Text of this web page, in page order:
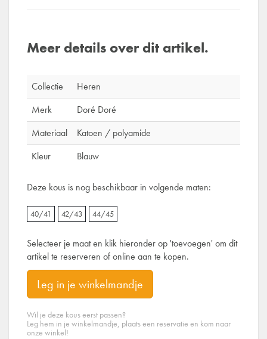
Meer details over dit artikel.
Collectie
Heren
Merk
Doré Doré
Materiaal
Katoen / polyamide
Kleur
Blauw
Deze kous is nog beschikbaar in volgende maten:
40/41 42/43 44/45
Selecteer je maat en klik hieronder op 'toevoegen' om dit
artikel te reserveren of online aan te kopen.
Leg in je winkelmandje
Wil je deze kous eerst passen?
Leg hem in je winkelmandje, plaats een reservatie en kom naar
onze winkel!